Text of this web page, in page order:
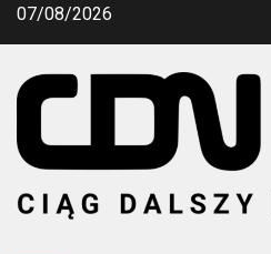
Przejdź
07/08/2026